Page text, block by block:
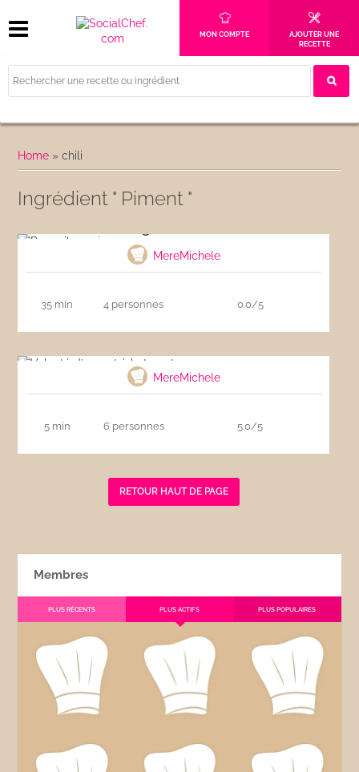
MON COMPTE
AJOUTER UNE
RECETTE
Home »chili
Ingrédient " Piment "
MereMichele
35 min 4 personnes 0.0/5
MereMichele
5 min 6 personnes 5.0/5
RETOUR HAUT DE PAGE
Membres
PLUS RÉCENTS PLUS ACTIFS PLUS POPULAIRES